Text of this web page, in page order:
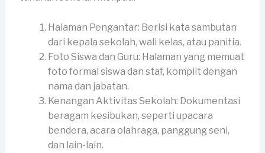
Halaman Pengantar: Berisi kata sambutan
dari kepala sekolah, wali kelas, atau panitia.
Foto Siswa dan Guru: Halaman yang memuat
foto formal siswa dan staf, komplit dengan
nama dan jabatan.
Kenangan Aktivitas Sekolah: Dokumentasi
beragam kesibukan, seperti upacara
bendera, acara olahraga, panggung seni,
dan lain-lain.